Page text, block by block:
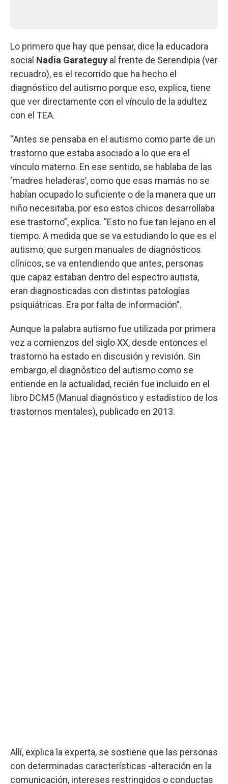
Lo primero que hay que pensar, dice la educadora
social Nadia Garateguy al frente de Serendipia (ver
recuadro), es el recorrido que ha hecho el
diagnóstico del autismo porque eso, explica, tiene
que ver directamente con el vínculo de la adultez
con el TEA.
“Antes se pensaba en el autismo como parte de un
trastorno que estaba asociado a lo que era el
vínculo materno. En ese sentido, se hablaba de las
‘madres heladeras’, como que esas mamás no se
habían ocupado lo suficiente o de la manera que un
niño necesitaba, por eso estos chicos desarrollaba
ese trastorno”, explica. “Esto no fue tan lejano en el
tiempo. A medida que se va estudiando lo que es el
autismo, que surgen manuales de diagnósticos
clínicos, se va entendiendo que antes, personas
que capaz estaban dentro del espectro autista,
eran diagnosticadas con distintas patologías
psiquiátricas. Era por falta de información”.
Aunque la palabra autismo fue utilizada por primera
vez a comienzos del siglo XX, desde entonces el
trastorno ha estado en discusión y revisión. Sin
embargo, el diagnóstico del autismo como se
entiende en la actualidad, recién fue incluido en el
libro DCM5 (Manual diagnóstico y estadístico de los
trastornos mentales), publicado en 2013.
Allí, explica la experta, se sostiene que las personas
con determinadas características -alteración en la
comunicación, intereses restringidos o conductas